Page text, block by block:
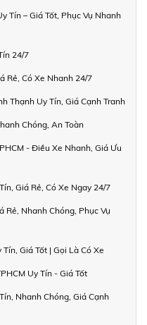
Tín – Giá Tốt, Phục Vụ Nhanh
24/7
Rẻ, Có Xe Nhanh 24/7
Thạnh Uy Tín, Giá Cạnh Tranh
Chóng, An Toàn
- Điều Xe Nhanh, Giá Ưu
Giá Rẻ, Có Xe Ngay 24/7
Rẻ, Nhanh Chóng, Phục Vụ
Giá Tốt | Gọi Là Có Xe
Uy Tín - Giá Tốt
Nhanh Chóng, Giá Cạnh